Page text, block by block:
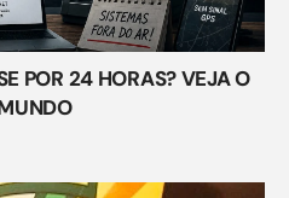
POR 24 HORAS? VEJA O